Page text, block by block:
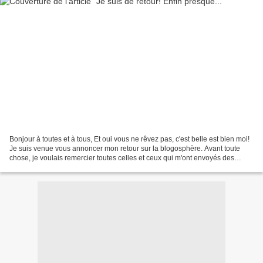
Bonjour à toutes et à tous, Et oui vous ne rêvez pas, c'est belle est bien moi!
Je suis venue vous annoncer mon retour sur la blogosphère. Avant toute
chose, je voulais remercier toutes celles et ceux qui m'ont envoyés des